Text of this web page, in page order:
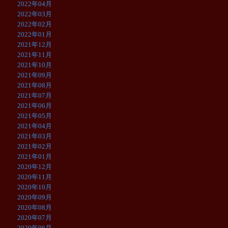
2022年04月
2022年03月
2022年02月
2022年01月
2021年12月
2021年11月
2021年10月
2021年09月
2021年08月
2021年07月
2021年06月
2021年05月
2021年04月
2021年03月
2021年02月
2021年01月
2020年12月
2020年11月
2020年10月
2020年09月
2020年08月
2020年07月